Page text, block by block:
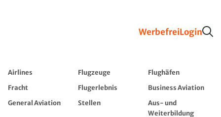
WerbefreiLogin
Airlines Flugzeuge
Flughäfen
Fracht
Flugerlebnis
Business Aviation
General Aviation
Stellen
Aus- und
Weiterbildung